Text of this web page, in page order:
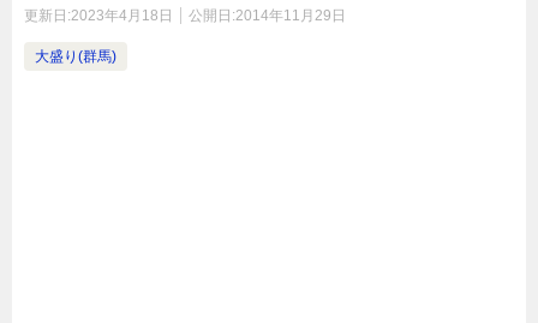
更新日:2023年4月18日 公開日:2014年11月29日
大盛り(群馬)